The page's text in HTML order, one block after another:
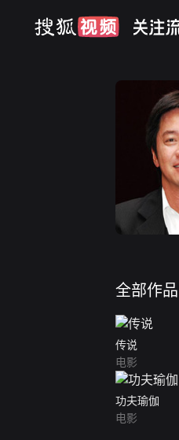
全部作品
传说
电影
功夫瑜伽
电影